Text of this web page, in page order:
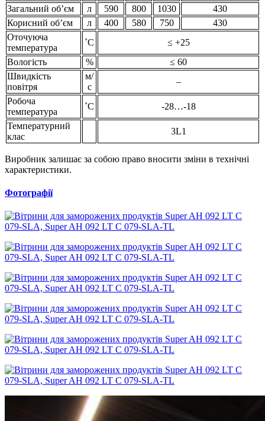
Загальний об’єм
л 590 800 1030
430
Корисний об’єм
л 400 580 750
430
Оточуюча
температура
˚С
≤ +25
Вологість
%
≤ 60
Швидкість
повітря
м/
с
–
Робоча
температура
˚С
-28…-18
Температурний
клас
3L1
Виробник залишає за собою право вносити зміни в технічні
характеристики.
Фотографії